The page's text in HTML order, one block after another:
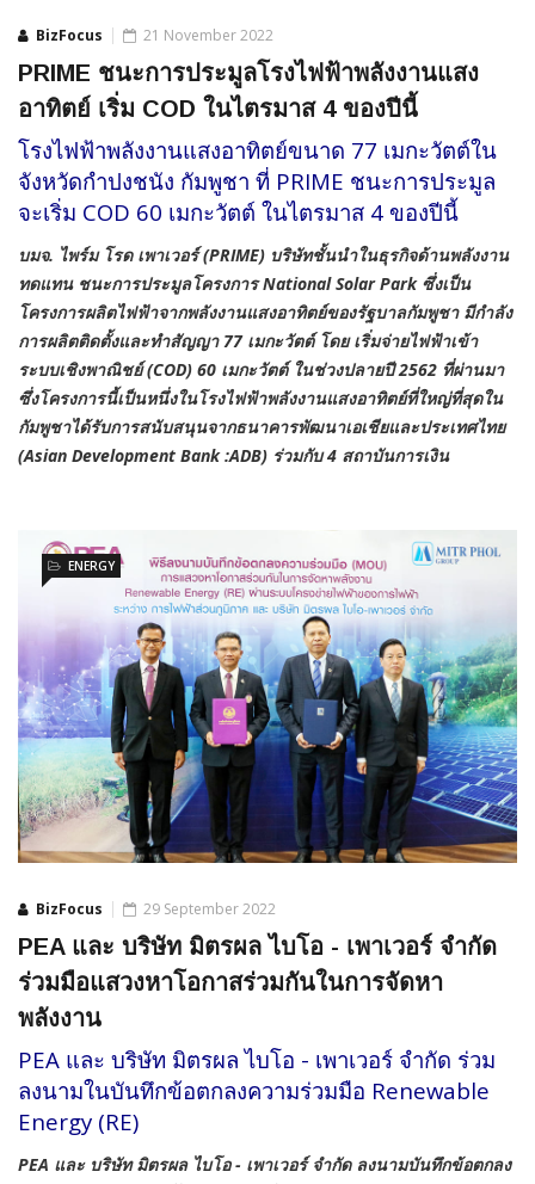
BizFocus 21 November 2022
PRIME ชนะการประมูลโรงไฟฟ้าพลังงานแสง
อาทิตย์ เริ่ม COD ในไตรมาส 4 ของปีนี้
โรงไฟฟ้าพลังงานแสงอาทิตย์ขนาด 77 เมกะวัตต์ใน
จังหวัดกำปงชนัง กัมพูชา ที่ PRIME ชนะการประมูล
จะเริ่ม COD 60 เมกะวัตต์ ในไตรมาส 4 ของปีนี้
บมจ. ไพร์ม โรด เพาเวอร์ (PRIME) บริษัทชั้นนำในธุรกิจด้านพลังงาน
ทดแทน ชนะการประมูลโครงการ National Solar Park ซึ่งเป็น
โครงการผลิตไฟฟ้าจากพลังงานแสงอาทิตย์ของรัฐบาลกัมพูชา มีกำลัง
การผลิตติดตั้งและทำสัญญา 77 เมกะวัตต์ โดย เริ่มจ่ายไฟฟ้าเข้า
ระบบเชิงพาณิชย์ (COD) 60 เมกะวัตต์ ในช่วงปลายปี 2562 ที่ผ่านมา
ซึ่งโครงการนี้เป็นหนึ่งในโรงไฟฟ้าพลังงานแสงอาทิตย์ที่ใหญ่ที่สุดใน
กัมพูชาได้รับการสนับสนุนจากธนาคารพัฒนาเอเชียและประเทศไทย
(Asian Development Bank :ADB) ร่วมกับ 4 สถาบันการเงิน
BizFocus
ENERGY
29 September 2022
PEA และ บริษัท มิตรผล ไบโอ - เพาเวอร์ จำกัด
ร่วมมือแสวงหาโอกาสร่วมกันในการจัดหา
พลังงาน
PEA และ บริษัท มิตรผล ไบโอ - เพาเวอร์ จำกัด ร่วม
ลงนามในบันทึกข้อตกลงความร่วมมือ Renewable
Energy (RE)
PEA และ บริษัท มิตรผล ไบโอ - เพาเวอร์ จำกัด ลงนามบันทึกข้อตกลง